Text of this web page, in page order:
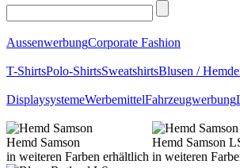
AussenwerbungCorporate Fashion
T-ShirtsPolo-ShirtsSweatshirtsBlusen /
DisplaysystemeWerbemittelFahrzeugwerbung
Hemd Samson
in weiteren Farben erhältlich
Hemd Samson
in weiteren